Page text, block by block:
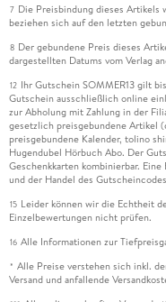
7 Die Preisbindung dieses Artikels
beziehen sich auf den letzten
8 Der gebundene Preis dieses
dargestellten Datums vom Verlag
12 Ihr Gutschein SOMMER13 gilt
Gutschein ausschließlich online
zur Abholung mit Zahlung in der
gesetzlich preisgebundene Artikel
preisgebundene Kalender, tolino
Hugendubel Hörbuch Abo. Der
Geschenkkarten kombinierbar.
und der Handel des
15 Leider können wir die Echtheit
Einzelbewertungen nicht prüfen.
16 Alle Informationen zur
* Alle Preise verstehen sich inkl.
Versand und anfallende